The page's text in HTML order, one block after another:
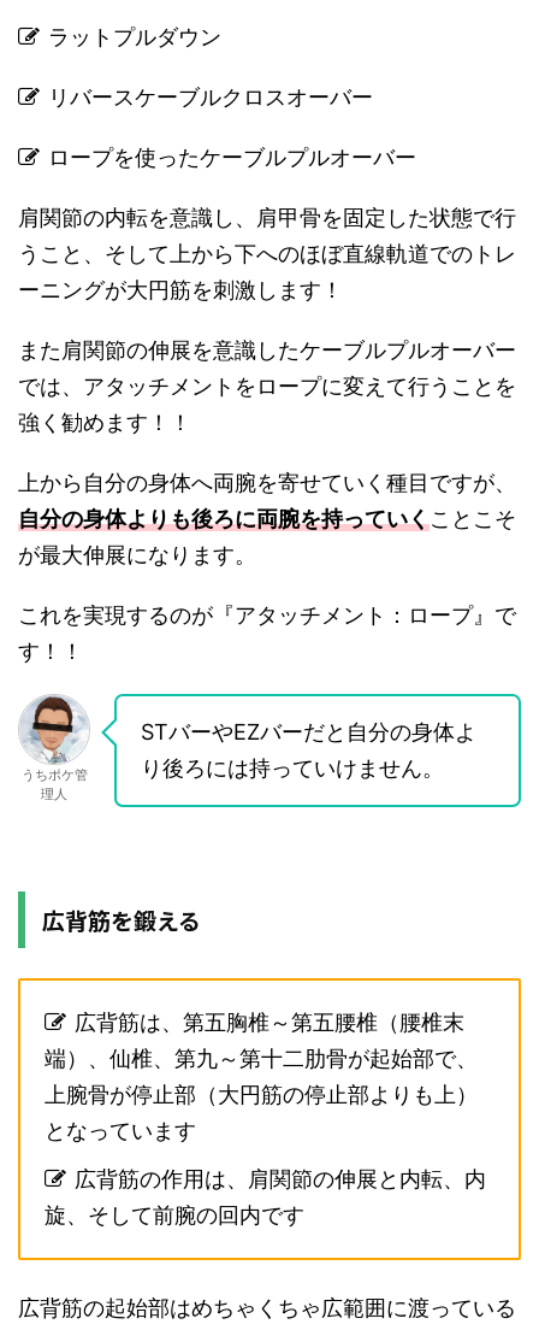
ラットプルダウン
リバースケーブルクロスオーバー
ロープを使ったケーブルプルオーバー
肩関節の内転を意識し、肩甲骨を固定した状態で行
うこと、そして上から下へのほぼ直線軌道でのトレ
ーニングが大円筋を刺激します！
また肩関節の伸展を意識したケーブルプルオーバー
では、アタッチメントをロープに変えて行うことを
強く勧めます！！
上から自分の身体へ両腕を寄せていく種目ですが、
自分の身体よりも後ろに両腕を持っていくことこそ
が最大伸展になります。
これを実現するのが『アタッチメント：ロープ』で
す！！
うちポケ管
理人
STバーやEZバーだと自分の身体よ
り後ろには持っていけません。
広背筋を鍛える
広背筋は、第五胸椎～第五腰椎（腰椎末
端）、仙椎、第九～第十二肋骨が起始部で、
上腕骨が停止部（大円筋の停止部よりも上）
となっています
広背筋の作用は、肩関節の伸展と内転、内
旋、そして前腕の回内です
広背筋の起始部はめちゃくちゃ広範囲に渡っている